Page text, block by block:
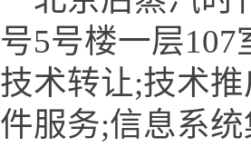
号5号楼一层
技术转让;技术
件服务;信息系